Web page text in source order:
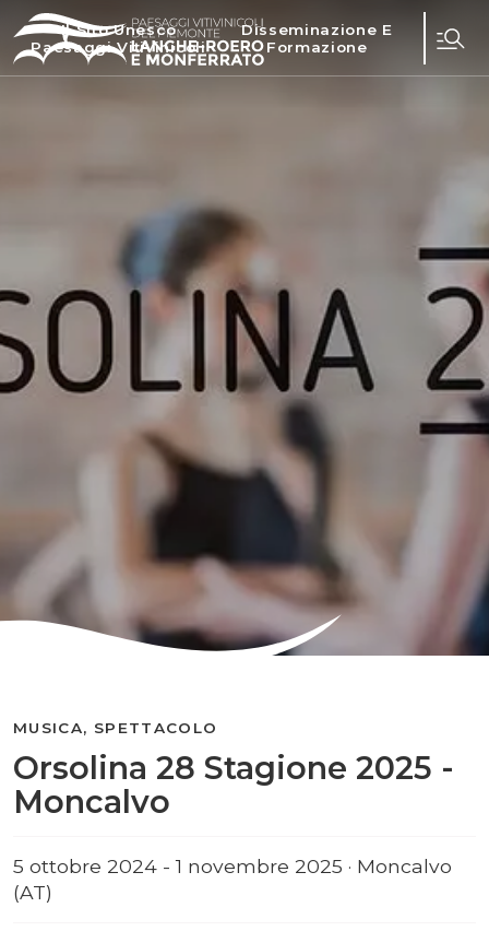
Il Sito Unesco
Paesaggi Vitivinicoli
Disseminazione E
Formazione
Orsolina 28 Stagione 2025 -
Moncalvo
MUSICA, SPETTACOLO
5 ottobre 2024 - 1 novembre 2025 · Moncalvo
(AT)